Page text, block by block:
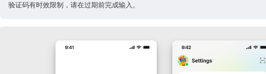
验证码有时效限制，请在过期前完成输入。